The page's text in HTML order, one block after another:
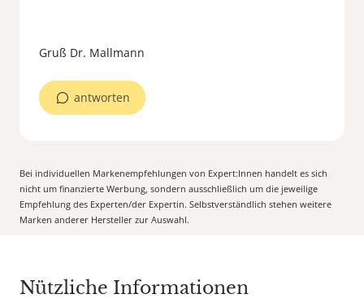
antworten
Bei individuellen Markenempfehlungen von Expert:Innen handelt es sich
nicht um finanzierte Werbung, sondern ausschließlich um die jeweilige
Empfehlung des Experten/der Expertin. Selbstverständlich stehen weitere
Marken anderer Hersteller zur Auswahl.
Nützliche Informationen